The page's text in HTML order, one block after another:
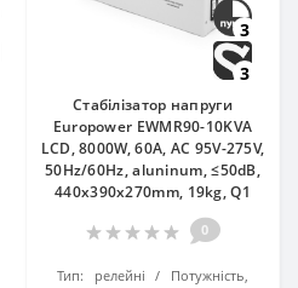
3
3
Стабілізатор напруги
Europower EWMR90-10KVA
LCD, 8000W, 60A, AC 95V-275V,
50Hz/60Hz, aluninum, ≤50dB,
440x390x270mm, 19kg, Q1
0
Тип: релейні
Потужність,